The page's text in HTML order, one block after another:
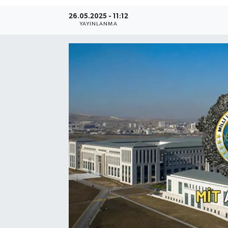
26.05.2025 - 11:12
YAYINLANMA
Resmi Reklam
Röportajlar